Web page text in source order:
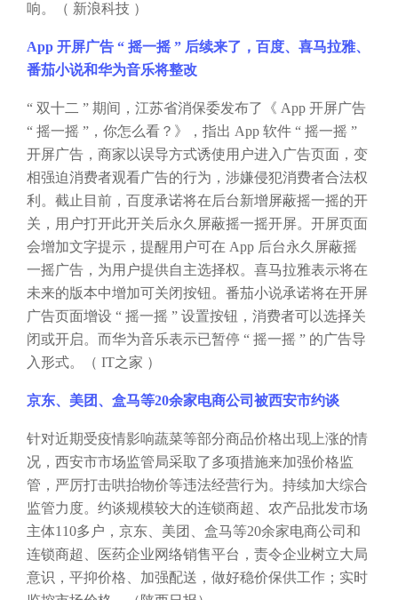
响。（ 新浪科技 ）
App 开屏广告 “ 摇一摇 ” 后续来了，百度、喜马拉雅、
番茄小说和华为音乐将整改
“ 双十二 ” 期间，江苏省消保委发布了《 App 开屏广告
“ 摇一摇 ”，你怎么看？》，指出 App 软件 “ 摇一摇 ”
开屏广告，商家以误导方式诱使用户进入广告页面，变
相强迫消费者观看广告的行为，涉嫌侵犯消费者合法权
利。截止目前，百度承诺将在后台新增屏蔽摇一摇的开
关，用户打开此开关后永久屏蔽摇一摇开屏。开屏页面
会增加文字提示，提醒用户可在 App 后台永久屏蔽摇
一摇广告，为用户提供自主选择权。喜马拉雅表示将在
未来的版本中增加可关闭按钮。番茄小说承诺将在开屏
广告页面增设 “ 摇一摇 ” 设置按钮，消费者可以选择关
闭或开启。而华为音乐表示已暂停 “ 摇一摇 ” 的广告导
入形式。（ IT之家 ）
京东、美团、盒马等20余家电商公司被西安市约谈
针对近期受疫情影响蔬菜等部分商品价格出现上涨的情
况，西安市市场监管局采取了多项措施来加强价格监
管，严厉打击哄抬物价等违法经营行为。持续加大综合
监管力度。约谈规模较大的连锁商超、农产品批发市场
主体110多户，京东、美团、盒马等20余家电商公司和
连锁商超、医药企业网络销售平台，责令企业树立大局
意识，平抑价格、加强配送，做好稳价保供工作；实时